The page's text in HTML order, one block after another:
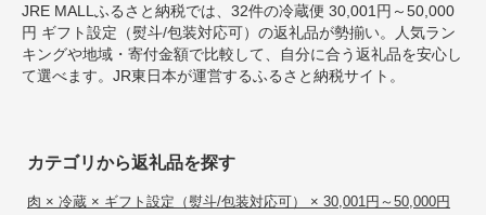
JRE MALLふるさと納税では、32件の冷蔵便 30,001円～50,000
円 ギフト設定（熨斗/包装対応可）の返礼品が勢揃い。人気ラン
キングや地域・寄付金額で比較して、自分に合う返礼品を安心し
て選べます。JR東日本が運営するふるさと納税サイト。
カテゴリから返礼品を探す
肉 × 冷蔵 × ギフト設定（熨斗/包装対応可） × 30,001円～50,000円